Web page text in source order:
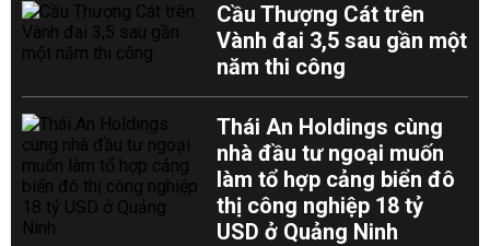
Cầu Thượng Cát trên
Vành đai 3,5 sau gần một
năm thi công
Thái An Holdings cùng
nhà đầu tư ngoại muốn
làm tổ hợp cảng biển đô
thị công nghiệp 18 tỷ
USD ở Quảng Ninh